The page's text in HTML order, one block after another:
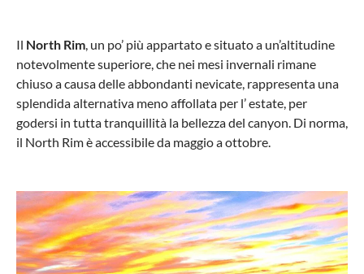
Il North Rim , un po’ più appartato e situato a un’altitudine
notevolmente superiore, che nei mesi invernali rimane
chiuso a causa delle abbondanti nevicate, rappresenta una
splendida alternativa meno affollata per l’ estate, per
godersi in tutta tranquillità la bellezza del canyon. Di norma,
il North Rim è accessibile da maggio a ottobre.